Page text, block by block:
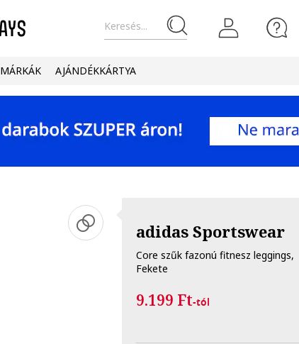
Keresés...
MÁRKÁK AJÁNDÉKKÁRTYA
adidas Sportswear
Core szűk fazonú fitnesz leggings,
Fekete
9.199 Ft-tól